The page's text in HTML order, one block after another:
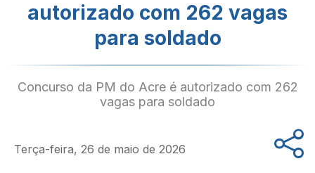
autorizado com 262 vagas
para soldado
Concurso da PM do Acre é autorizado com 262
vagas para soldado
Terça-feira, 26 de maio de 2026